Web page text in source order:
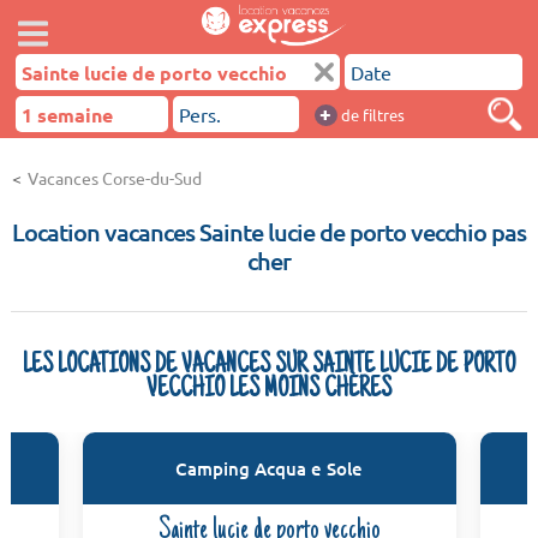
+ de filtres
Vacances Corse-du-Sud
Location vacances Sainte lucie de porto vecchio pas
cher
LES LOCATIONS DE VACANCES SUR SAINTE LUCIE DE PORTO
VECCHIO LES MOINS CHÈRES
Camping Acqua e Sole
Sainte lucie de porto vecchio